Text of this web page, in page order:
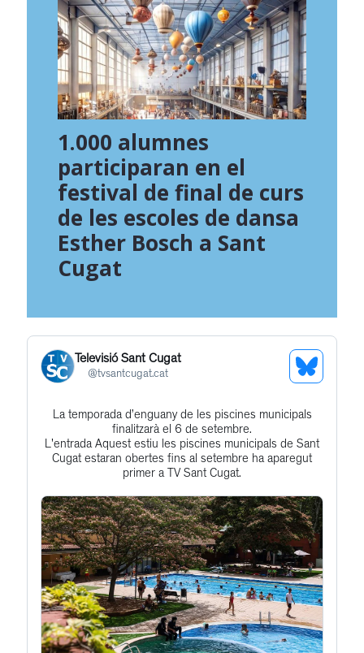
1.000 alumnes
participaran en el
festival de final de curs
de les escoles de dansa
Esther Bosch a Sant
Cugat
Televisió Sant Cugat
@tvsantcugat.cat
See
Profile
Get
to
this
La temporada d’enguany de les piscines municipals
finalitzarà el 6 de setembre.
L'entrada Aquest estiu les piscines municipals de Sant
Cugat estaran obertes fins al setembre ha aparegut
primer a TV Sant Cugat.